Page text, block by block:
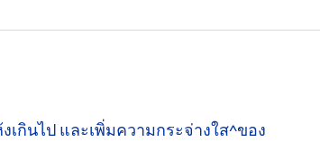
กินไป และเพิ่มความกระจ่างใส^ของ